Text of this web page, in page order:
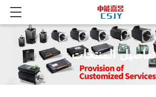
تفاصيل المنتجات